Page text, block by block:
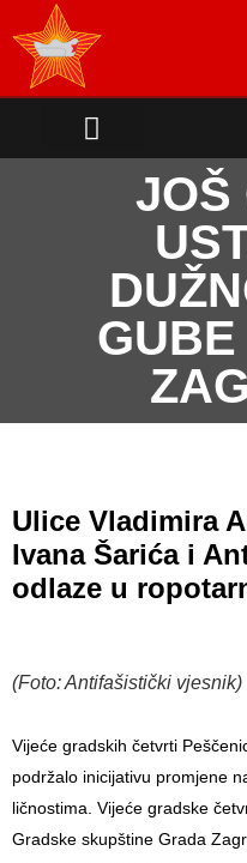
JOŠ
Ulice Vladimira
Ivana Šarića i
odlaze u
(Foto: Antifašistički vjesnik)
Vijeće gradskih četvrti
podržalo inicijativu promjene
ličnostima. Vijeće gradske
Gradske skupštine Grada